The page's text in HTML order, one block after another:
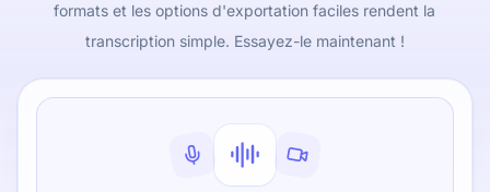
formats et les options d'exportation faciles rendent la
transcription simple. Essayez-le maintenant !